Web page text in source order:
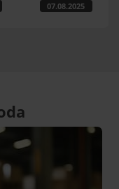
07.08.2025